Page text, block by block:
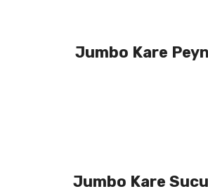
Jumbo Kare
Jumbo Kare